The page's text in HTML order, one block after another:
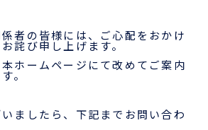
者の皆様には、ご心配をおかけ
詫び申し上げます。
ホームページにて改めてご案内
。
ましたら、下記までお問い合わ